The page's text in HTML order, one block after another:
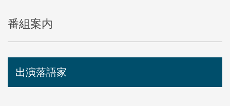
番組案内
出演落語家